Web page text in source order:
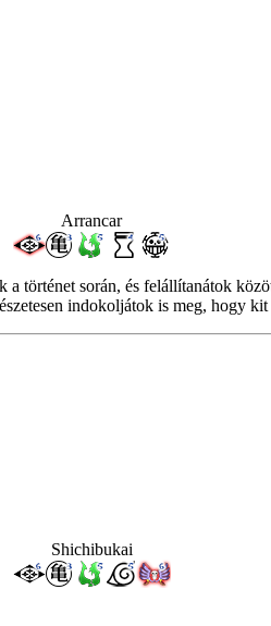
Arrancar
történet során, és felállítanátok
indokoljátok is meg, hogy
Shichibukai